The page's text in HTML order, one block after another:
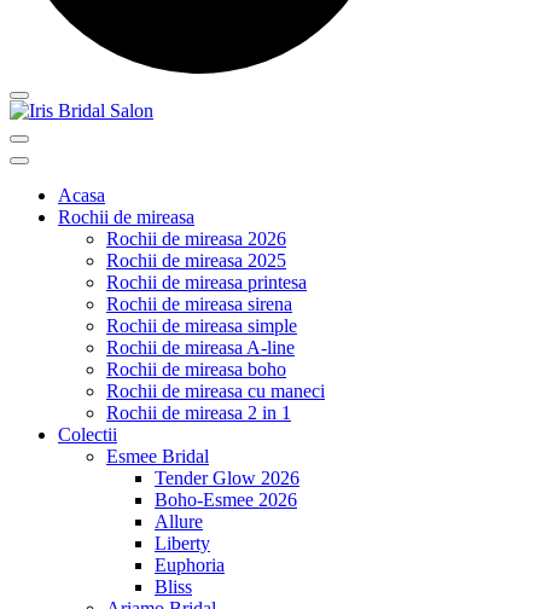
Acasa
Rochii de mireasa
Rochii de mireasa 2026
Rochii de mireasa 2025
Rochii de mireasa printesa
Rochii de mireasa sirena
Rochii de mireasa simple
Rochii de mireasa A-line
Rochii de mireasa boho
Rochii de mireasa cu maneci
Rochii de mireasa 2 in 1
Colectii
Esmee Bridal
Tender Glow 2026
Boho-Esmee 2026
Allure
Liberty
Euphoria
Bliss